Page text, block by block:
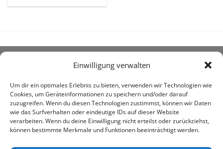
Einwilligung verwalten
Um dir ein optimales Erlebnis zu bieten, verwenden wir Technologien wie
Cookies, um Geräteinformationen zu speichern und/oder darauf
zuzugreifen. Wenn du diesen Technologien zustimmst, können wir Daten
wie das Surfverhalten oder eindeutige IDs auf dieser Website
verarbeiten. Wenn du deine Einwilligung nicht erteilst oder zurückziehst,
können bestimmte Merkmale und Funktionen beeinträchtigt werden.